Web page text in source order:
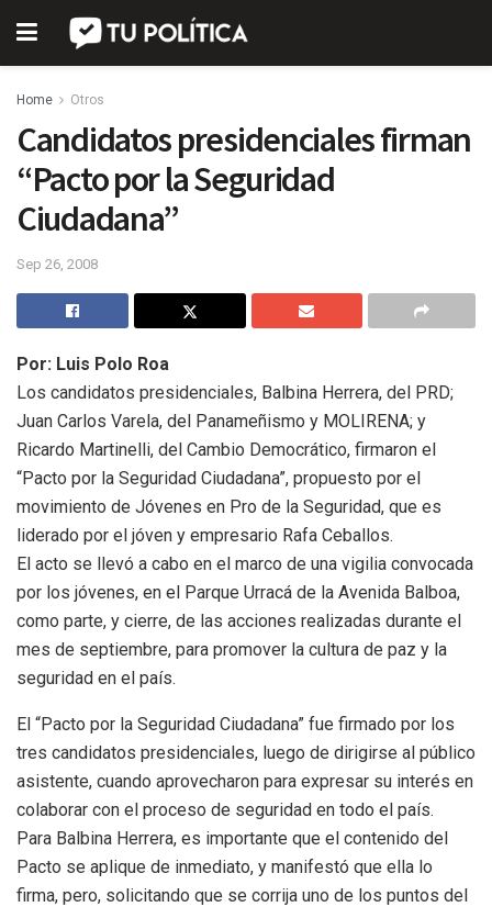
Home Otros
Candidatos presidenciales firman
“Pacto por la Seguridad
Ciudadana”
Sep 26, 2008
Por: Luis Polo Roa
Los candidatos presidenciales, Balbina Herrera, del PRD;
Juan Carlos Varela, del Panameñismo y MOLIRENA; y
Ricardo Martinelli, del Cambio Democrático, firmaron el
“Pacto por la Seguridad Ciudadana”, propuesto por el
movimiento de Jóvenes en Pro de la Seguridad, que es
liderado por el jóven y empresario Rafa Ceballos.
El acto se llevó a cabo en el marco de una vigilia convocada
por los jóvenes, en el Parque Urracá de la Avenida Balboa,
como parte, y cierre, de las acciones realizadas durante el
mes de septiembre, para promover la cultura de paz y la
seguridad en el país.
El “Pacto por la Seguridad Ciudadana” fue firmado por los
tres candidatos presidenciales, luego de dirigirse al público
asistente, cuando aprovecharon para expresar su interés en
colaborar con el proceso de seguridad en todo el país.
Para Balbina Herrera, es importante que el contenido del
Pacto se aplique de inmediato, y manifestó que ella lo
firma, pero, solicitando que se corrija uno de los puntos del